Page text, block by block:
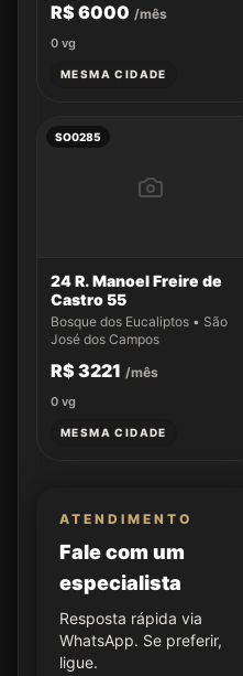
R$ 6000 /mês
0 vg
MESMA CIDADE
SO0285
24 R. Manoel Freire de
Castro 55
Bosque dos Eucaliptos • São
José dos Campos
R$ 3221 /mês
0 vg
MESMA CIDADE
ATENDIMENTO
Fale com um
especialista
Resposta rápida via
WhatsApp. Se preferir,
ligue.